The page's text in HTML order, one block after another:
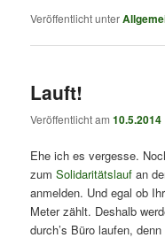
Veröffentlicht unter
Lauft!
Veröffentlicht am10.5.2014
Ehe ich es vergesse.
zumSolidaritätslauf an
anmelden. Und egal ob
Meter zählt. Deshalb
durch’s Büro laufen,